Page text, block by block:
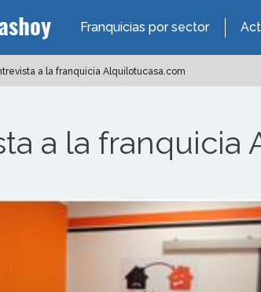
Franquicias por sector
a la franquicia Alquilotucasa.com
a la franquicia